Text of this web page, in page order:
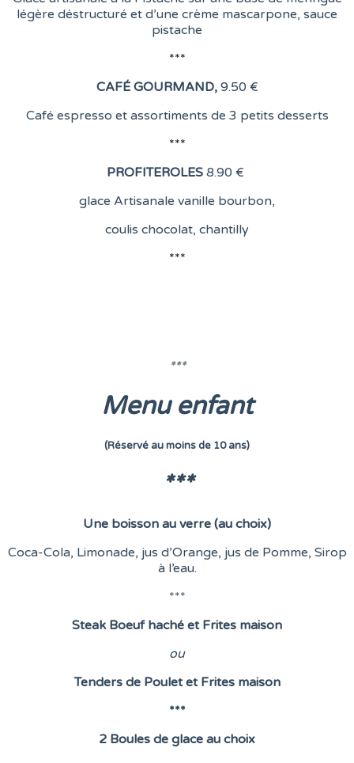
légère déstructuré et d’une crème mascarpone, sauce
pistache
***
CAFÉ GOURMAND, 9.50 €
Café espresso et assortiments de 3 petits desserts
***
PROFITEROLES 8.90 €
glace Artisanale vanille bourbon,
coulis chocolat, chantilly
***
***
Menu enfant
(Réservé au moins de 10 ans)
***
Une boisson au verre (au choix)
Coca-Cola, Limonade, jus d’Orange, jus de Pomme, Sirop
à l’eau.
***
Steak Boeuf haché et Frites maison
ou
Tenders de Poulet et Frites maison
***
2 Boules de glace au choix